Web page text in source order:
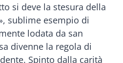
si deve la stesura della
sublime esempio di
lodata da san
divenne la regola di
Spinto dalla carità